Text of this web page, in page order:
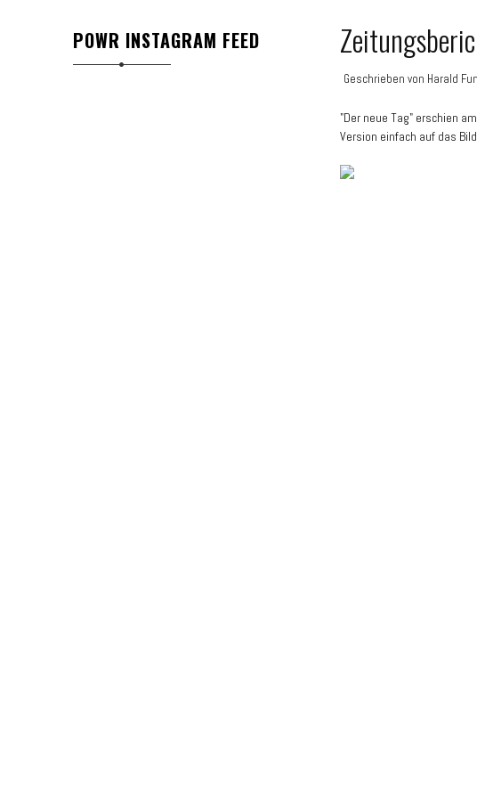
POWR INSTAGRAM FEED
Geschrieben von Harald
"Der neue Tag" erschien
Version einfach auf das